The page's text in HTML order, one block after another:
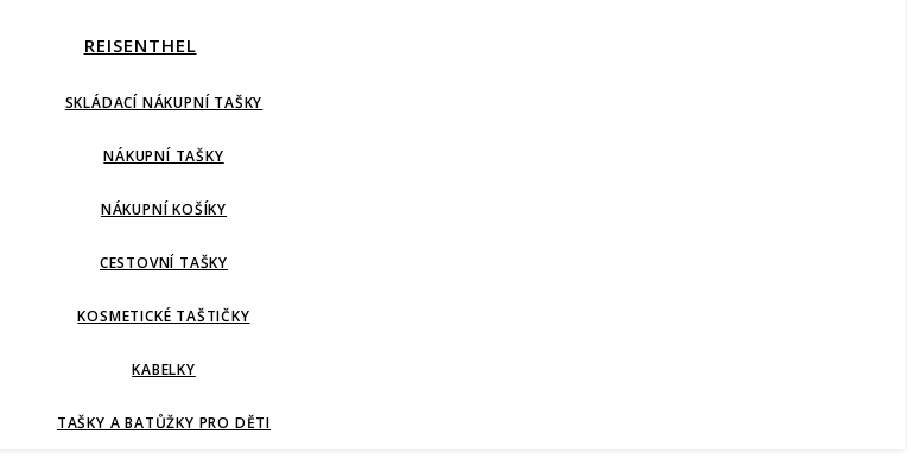
REISENTHEL
SKLÁDACÍ NÁKUPNÍ TAŠKY
NÁKUPNÍ TAŠKY
NÁKUPNÍ KOŠÍKY
CESTOVNÍ TAŠKY
KOSMETICKÉ TAŠTIČKY
KABELKY
TAŠKY A BATŮŽKY PRO DĚTI